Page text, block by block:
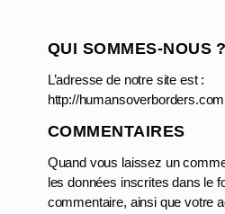
QUI SOMMES-NOUS ?
L’adresse de notre site est :
http://
COMMENTAIRES
Quand vous laissez un
les données inscrites dans le
commentaire, ainsi que votre